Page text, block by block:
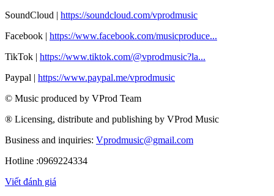
SoundCloud | https://soundcloud.com/vprodmusic
Facebook | https://www.facebook.com/musicproduce...
TikTok | https://www.tiktok.com/@vprodmusic?la...
Paypal | https://www.paypal.me/vprodmusic
© Music produced by VProd Team
® Licensing, distribute and publishing by VProd Music
Business and inquiries: Vprodmusic@gmail.com
Hotline :0969224334
Viết đánh giá